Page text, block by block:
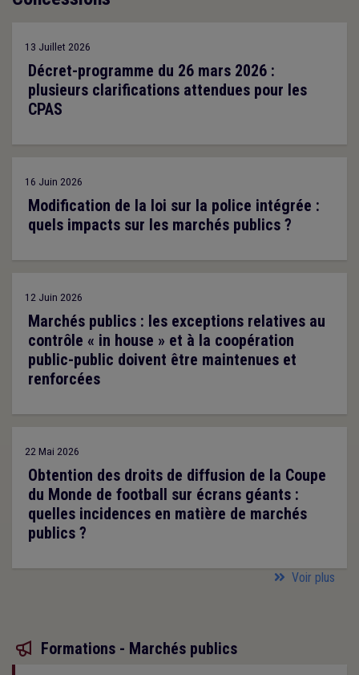
13 Juillet 2026
Décret-programme du 26 mars 2026 :
plusieurs clarifications attendues pour les
CPAS
16 Juin 2026
Modification de la loi sur la police intégrée :
quels impacts sur les marchés publics ?
12 Juin 2026
Marchés publics : les exceptions relatives au
contrôle « in house » et à la coopération
public-public doivent être maintenues et
renforcées
22 Mai 2026
Obtention des droits de diffusion de la Coupe
du Monde de football sur écrans géants :
quelles incidences en matière de marchés
publics ?
Voir plus
 Formations - Marchés publics